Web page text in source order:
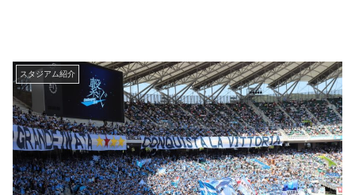
スタジアム紹介